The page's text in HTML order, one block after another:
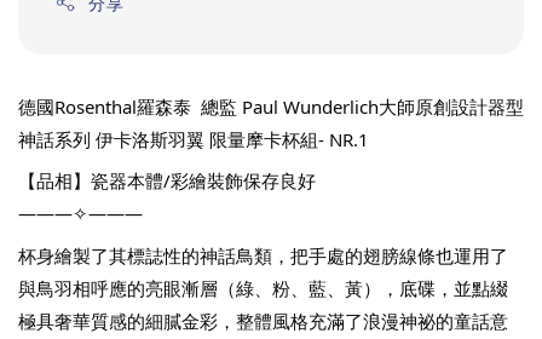
德國Rosenthal羅森泰  總監 Paul Wunderlich大師原創設計器型
神話系列 伊卡洛斯羽翼 限量摩卡杯組- NR.1
【品相】瓷器本體/彩繪裝飾保存良好
———✧———
杯身繪製了其標誌性的神話鳥類，把手處的翅膀線條也運用了
與鳥羽相呼應的亮眼漸層（綠、粉、藍、黃），底碟，並點綴
極具奢華質感的細膩金彩，整體風格充滿了浪漫神祕的童話意